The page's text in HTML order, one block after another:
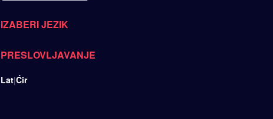
IZABERI JEZIK
PRESLOVLJAVANJE
Lat|Ćir